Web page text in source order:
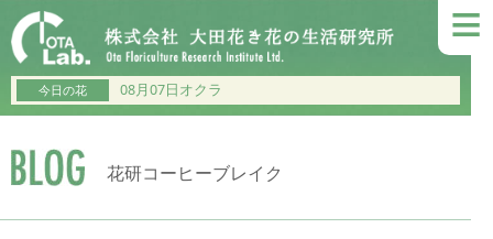
≡
今日の花 08月07日オクラ
花研コーヒーブレイク